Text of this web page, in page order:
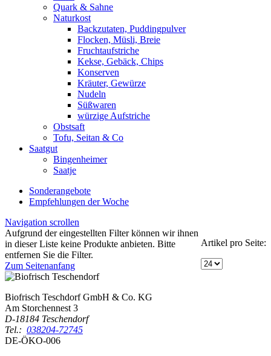
Quark & Sahne
Naturkost
Backzutaten, Puddingpulver
Flocken, Müsli, Breie
Fruchtaufstriche
Kekse, Gebäck, Chips
Konserven
Kräuter, Gewürze
Nudeln
Süßwaren
würzige Aufstriche
Obstsaft
Tofu, Seitan & Co
Saatgut
Bingenheimer
Saatje
Sonderangebote
Empfehlungen der Woche
Navigation scrollen
Artikel pro Seite:
Aufgrund der eingestellten Filter können wir ihnen
in dieser Liste keine Produkte anbieten. Bitte
entfernen Sie die Filter.
Zum Seitenanfang
Biofrisch Teschdorf GmbH & Co. KG
Am Storchennest 3
D-18184 Teschendorf
Tel.: 038204-72745
DE-ÖKO-006